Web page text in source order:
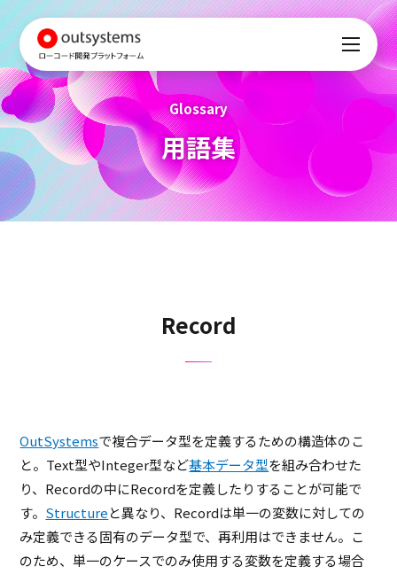
Glossary
用語集
Record
OutSystemsで複合データ型を定義するための構造体のこ
と。Text型やInteger型など基本データ型を組み合わせた
り、Recordの中にRecordを定義したりすることが可能で
す。 Structureと異なり、Recordは単一の変数に対しての
み定義できる固有のデータ型で、再利用はできません。こ
のため、単一のケースでのみ使用する変数を定義する場合